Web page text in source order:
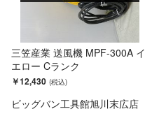
三笠産業 送風機 MPF-300A イ
エロー Cランク
￥12,430
ビッグバン工具館旭川末広店